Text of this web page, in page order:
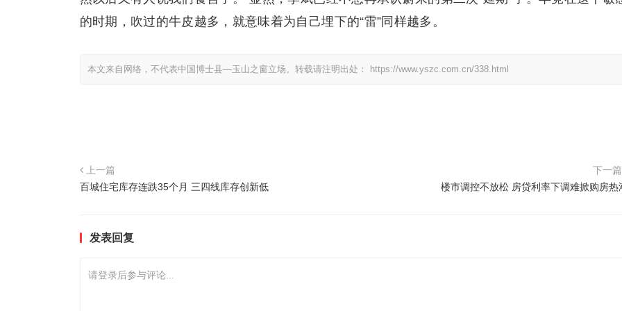
的时期，吹过的牛皮越多，就意味着为自己埋下的“雷”同样越多。
本文来自网络，不代表中国博士县—玉山之窗立场。转载请注明出处： https://www.yszc.com.cn/338.html
上一篇
百城住宅库存连跌35个月 三四线库存创新低
下一
楼市调控不放松 房贷利率下调难掀购房热
发表回复
请登录后参与评论...